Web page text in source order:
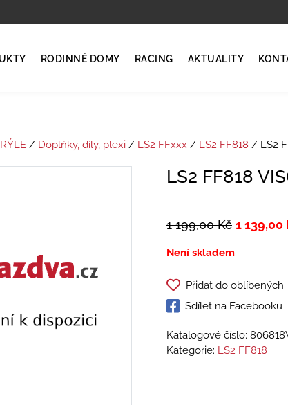
RODINNÉ DOMY RACING AKTUALITY
/ Doplňky, díly, plexi/ LS2 FFxxx / LS2 FF818 / LS2
LS2 FF818
1 199,00Kč 1 139,00
Není skladem
Přidat do oblíbených
Sdílet na Facebooku
Katalogové číslo:
Kategorie: LS2 FF818